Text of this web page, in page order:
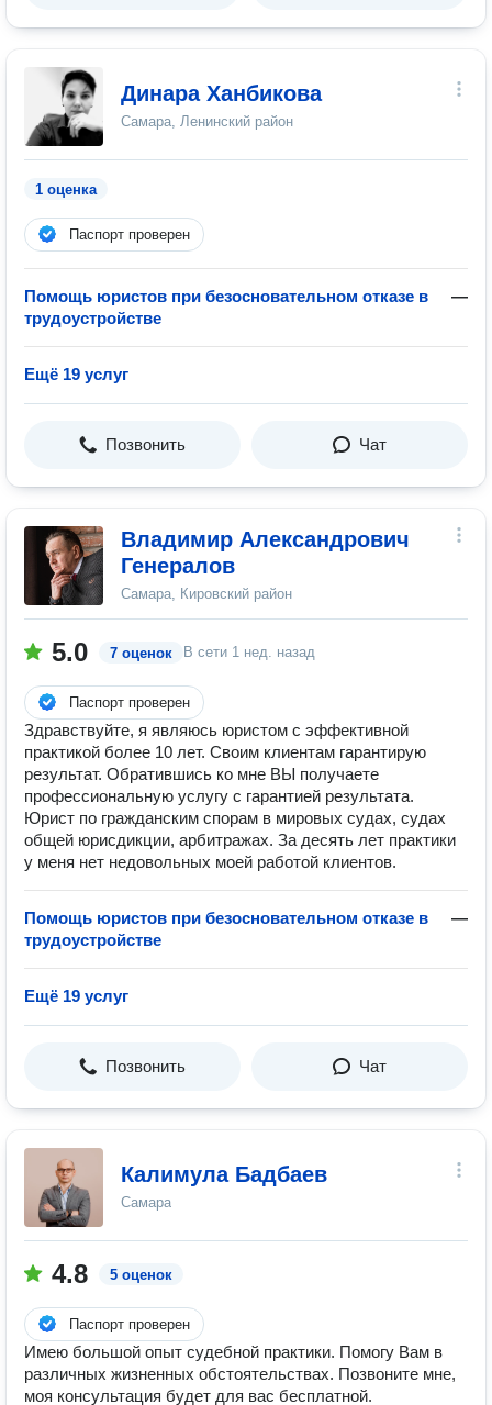
Динара Ханбикова
Самара, Ленинский район
1 оценка
Паспорт проверен
Помощь юристов при безосновательном отказе в
трудоустройстве
—
Ещё 19 услуг
Позвонить Чат
Владимир Александрович
Генералов
Самара, Кировский район
5.0 7 оценок В сети 1 нед. назад
Паспорт проверен
Здравствуйте, я являюсь юристом с эффективной
практикой более 10 лет. Своим клиентам гарантирую
результат. Обратившись ко мне ВЫ получаете
профессиональную услугу с гарантией результата.
Юрист по гражданским спорам в мировых судах, судах
общей юрисдикции, арбитражах. За десять лет практики
у меня нет недовольных моей работой клиентов.
Помощь юристов при безосновательном отказе в
трудоустройстве
—
Ещё 19 услуг
Позвонить Чат
Калимула Бадбаев
Самара
4.8 5 оценок
Паспорт проверен
Имею большой опыт судебной практики. Помогу Вам в
различных жизненных обстоятельствах. Позвоните мне,
моя консультация будет для вас бесплатной.